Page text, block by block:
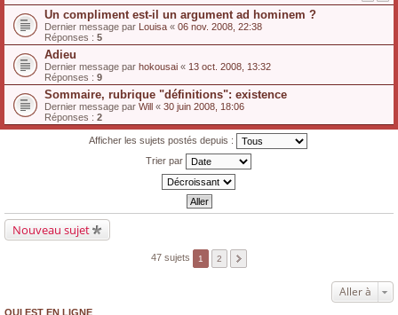
Un compliment est-il un argument ad hominem ?
Dernier message par Louisa « 06 nov. 2008, 22:38
Réponses : 5
Adieu
Dernier message par hokousai « 13 oct. 2008, 13:32
Réponses : 9
Sommaire, rubrique "définitions": existence
Dernier message par Will « 30 juin 2008, 18:06
Réponses : 2
Afficher les sujets postés depuis :
Trier par
Nouveau sujet
47 sujets 1 2
Aller à
QUI EST EN LIGNE